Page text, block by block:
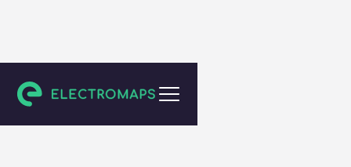
Amsterdam